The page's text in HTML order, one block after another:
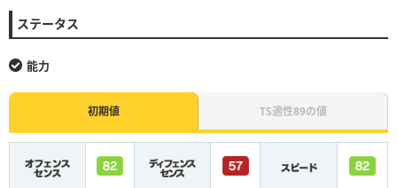
ステータス
能力
初期値 TS適性89の値